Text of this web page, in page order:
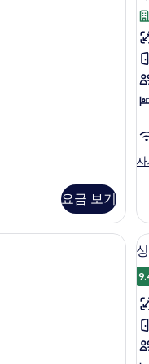
요금 보기
패
위
트
자
세
보
기
싱